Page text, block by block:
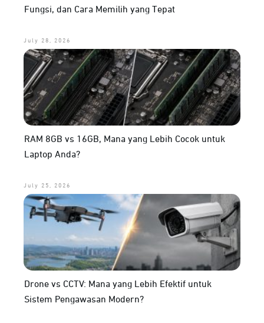
Fungsi, dan Cara Memilih yang Tepat
July 28, 2026
RAM 8GB vs 16GB, Mana yang Lebih Cocok untuk
Laptop Anda?
July 25, 2026
Drone vs CCTV: Mana yang Lebih Efektif untuk
Sistem Pengawasan Modern?